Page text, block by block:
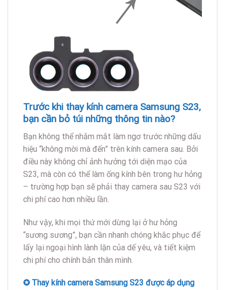
Trước khi thay kính camera Samsung S23,
bạn cần bỏ túi những thông tin nào?
Bạn không thể nhắm mắt làm ngơ trước những dấu
hiệu “không mời mà đến” trên kính camera sau. Bởi
điều này không chỉ ảnh hưởng tới diện mạo của
S23, mà còn có thể làm ống kính bên trong hư hỏng
– trường hợp bạn sẽ phải thay camera sau S23 với
chi phí cao hơn nhiều lần.
Như vậy, khi mọi thứ mới dừng lại ở hư hỏng
“sương sương”, bạn cần nhanh chóng khắc phục để
lấy lại ngoại hình lành lặn của dế yêu, và tiết kiệm
chi phí cho chính bản thân mình.
✪ Thay kính camera Samsung S23 được áp dụng